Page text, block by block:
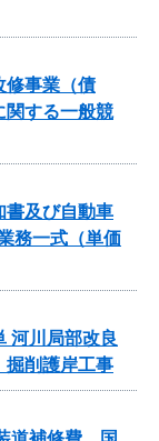
事業（債
する一般競
書及び自動車
務一式（単価
河川局部改良
削護岸工事